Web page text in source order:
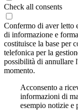
Check all consents
Confermo di aver letto
di informazione e
costituisce la base per
telefonica per la
possibilità di annullare
momento.
Acconsento a
informazioni di
esempio notizie e